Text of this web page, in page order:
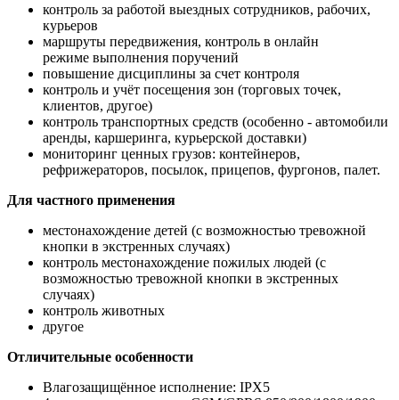
контроль за работой выездных сотрудников, рабочих,
курьеров
маршруты передвижения, контроль в онлайн
режиме выполнения поручений
повышение дисциплины за счет контроля
контроль и учёт посещения зон (торговых точек,
клиентов, другое)
контроль транспортных средств (особенно - автомобили
аренды, каршеринга, курьерской доставки)
мониторинг ценных грузов: контейнеров,
рефрижераторов, посылок, прицепов, фургонов, палет.
Для частного применения
местонахождение детей (с возможностью тревожной
кнопки в экстренных случаях)
контроль местонахождение пожилых людей (с
возможностью тревожной кнопки в экстренных
случаях)
контроль животных
другое
Отличительные особенности
Влагозащищённое исполнение: IPX5